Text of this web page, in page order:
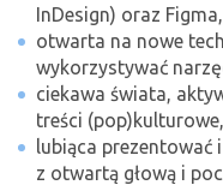
InDesign) oraz Figma,
otwarta na nowe
wykorzystywać
ciekawa świata,
treści (pop)kulturowe,
lubiąca prezentować
z otwartą głową i